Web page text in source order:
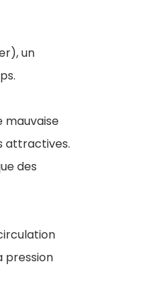
un
mauvaise
attractives.
des
pression